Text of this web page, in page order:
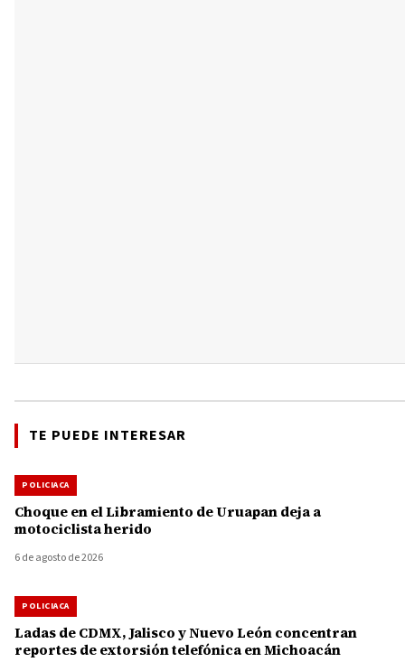
TE PUEDE INTERESAR
POLICIACA
Choque en el Libramiento de Uruapan deja a
motociclista herido
6 de agosto de 2026
POLICIACA
Ladas de CDMX, Jalisco y Nuevo León concentran
reportes de extorsión telefónica en Michoacán